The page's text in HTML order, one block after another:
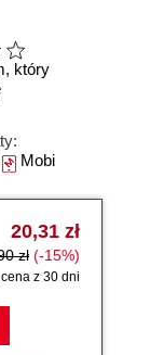
który
Mobi
20,31 zł
zł (-15%)
z 30 dni